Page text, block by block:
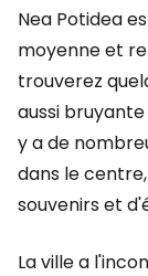
Nea Potidea
moyenne et
trouverez
aussi
y a de
dans le
souvenirs et
La ville a